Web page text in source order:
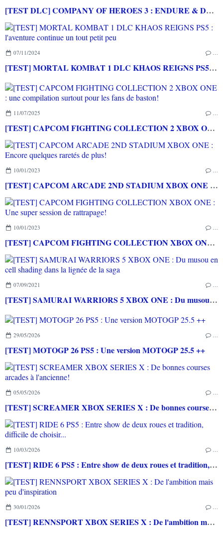
[TEST DLC] COMPANY OF HEROES 3 : ENDURE & DEFY PC
07/11/2024 …
[TEST] MORTAL KOMBAT 1 DLC KHAOS REIGNS PS5 : l'aventure continue un tout petit peu
11/07/2025 …
[TEST] CAPCOM FIGHTING COLLECTION 2 XBOX ONE : une compilation surtout pour les fans de baston!
10/01/2023 …
[TEST] CAPCOM ARCADE 2ND STADIUM XBOX ONE : Encore quelques raretés de plus!
10/01/2023 …
[TEST] CAPCOM FIGHTING COLLECTION XBOX ONE : Une super session de rattrapage!
07/09/2021 …
[TEST] SAMURAI WARRIORS 5 XBOX ONE : Du musou en cell shading dans la lignée de la saga
29/05/2026 …
[TEST] MOTOGP 26 PS5 : Une version MOTOGP 25.5 ++
05/05/2026 …
[TEST] SCREAMER XBOX SERIES X : De bonnes courses arcades à l'ancienne!
10/03/2026 …
[TEST] RIDE 6 PS5 : Entre show de deux roues et tradition, difficile de choisir...
30/01/2026 …
[TEST] RENNSPORT XBOX SERIES X : De l'ambition mais peu d'inspiration